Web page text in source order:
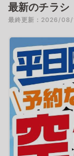
最新のチラシ
最終更新：2026/08/